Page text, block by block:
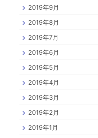
2019年9月
2019年8月
2019年7月
2019年6月
2019年5月
2019年4月
2019年3月
2019年2月
2019年1月